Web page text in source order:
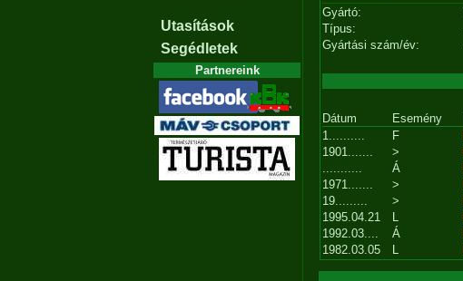
Utasítások
Segédletek
Partnereink
Gyártó:
Típus:
Gyártási szám/év:
Dátum Esemény
1..........
F
1901.......
>
...........
Á
1971.......
>
19.........
>
1995.04.21
L
1992.03....
Á
1982.03.05
L